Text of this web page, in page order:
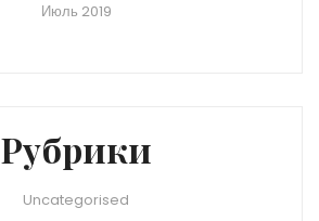
Июль 2019
Рубрики
Uncategorised